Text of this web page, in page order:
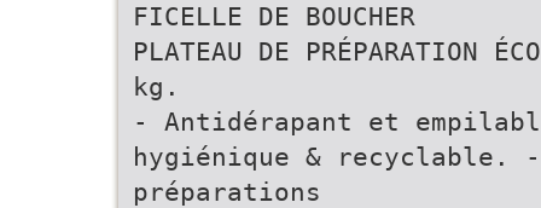
FICELLE DE BOUCHER
PLATEAU DE PRÉPARATION
kg.
- Antidérapant et
hygiénique & recyclable.
préparations